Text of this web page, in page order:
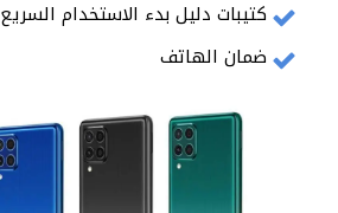
كتيبات دليل بدء الاستخدام السريع
ضمان الهاتف